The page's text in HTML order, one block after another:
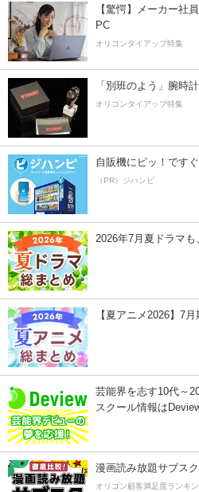
【驚愕】メーカー社
PC
オリコンタイアップ特集
「別班のよう」腕時
オリコンタイアップ特集
自販機にピッ！です
（PR）ジハンピ
2026年7月夏ドラマも
【夏アニメ2026】7
芸能界を志す10代～
スクール情報は
漫画読み放題サブス
オリコン顧客満足度ランキ